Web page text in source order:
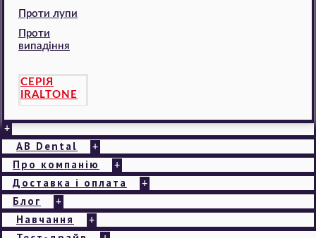
Проти лупи
Проти
випадіння
СЕРІЯ
IRALTONE
+
AB Dental +
Про компанію +
Доставка і оплата +
Блог +
Навчання +